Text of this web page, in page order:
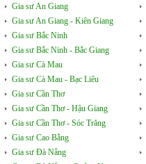
Gia sư An Giang
Gia sư An Giang - Kiên Giang
Gia sư Bắc Ninh
Gia sư Bắc Ninh - Bắc Giang
Gia sư Cà Mau
Gia sư Cà Mau - Bạc Liêu
Gia sư Cần Thơ
Gia sư Cần Thơ - Hậu Giang
Gia sư Cần Thơ - Sóc Trăng
Gia sư Cao Bằng
Gia sư Đà Nẵng